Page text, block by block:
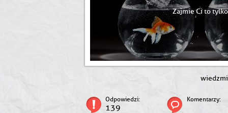
Zajmie Ci to
Odpowiedzi:
139
Komentarzy: